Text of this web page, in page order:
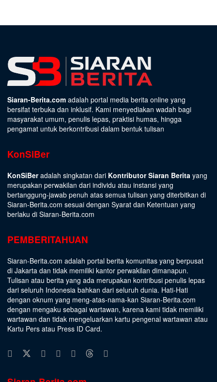
Siaran-Berita.com adalah portal media berita online yang
bersifat terbuka dan inklusif. Kami menyediakan wadah bagi
masyarakat umum, penulis lepas, praktisi humas, hingga
pengamat untuk berkontribusi dalam bentuk tulisan
KonSiBer
KonSiBeradalah singkatan dari Kontributor Siaran Berita yang
merupakan perwakilan dari individu atau instansi yang
bertanggung-jawab penuh atas semua tulisan yang diterbitkan di
Siaran-Berita.com sesuai dengan Syarat dan Ketentuan yang
berlaku di Siaran-Berita.com
PEMBERITAHUAN
Siaran-Berita.com adalah portal berita komunitas yang berpusat
di Jakarta dan tidak memiliki kantor perwakilan dimanapun.
Tulisan atau berita yang ada merupakan kontribusi penulis lepas
dari seluruh Indonesia bahkan dari seluruh dunia. Hati-Hati
dengan oknum yang meng-atas-nama-kan Siaran-Berita.com
dengan mengaku sebagai wartawan, karena kami tidak memiliki
wartawan dan tidak mengeluarkan kartu pengenal wartawan atau
Kartu Pers atau Press ID Card.